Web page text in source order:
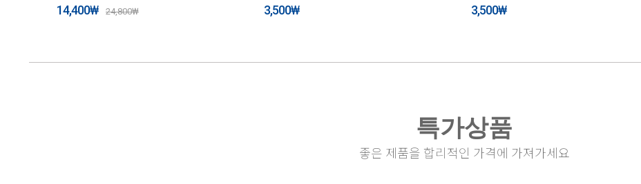
14,400₩ 24,800₩ 3,500₩ 3,500₩
특가상품
좋은 제품을 합리적인 가격에 가져가세요